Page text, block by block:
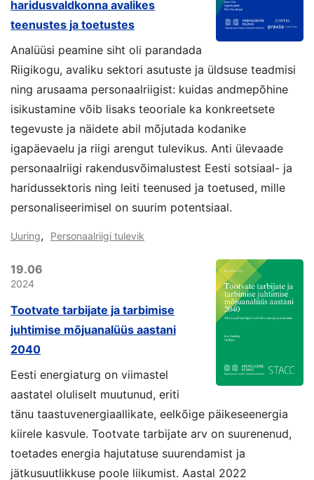
haridusvaldkonna avalikes
teenustes ja toetustes
Analüüsi peamine siht oli parandada
Riigikogu, avaliku sektori asutuste ja üldsuse teadmisi
ning arusaama personaalriigist: kuidas andmepõhine
isikustamine võib lisaks teooriale ka konkreetsete
tegevuste ja näidete abil mõjutada kodanike
igapäevaelu ja riigi arengut tulevikus. Anti ülevaade
personaalriigi rakendusvõimalustest Eesti sotsiaal- ja
haridussektoris ning leiti teenused ja toetused, mille
personaliseerimisel on suurim potentsiaal.
Uuring, Personaalriigi tulevik
19.06
2024
Tootvate tarbijate ja tarbimise
juhtimise mõjuanalüüs aastani
2040
Eesti energiaturg on viimastel
aastatel oluliselt muutunud, eriti
tänu taastuvenergiaallikate, eelkõige päikeseenergia
kiirele kasvule. Tootvate tarbijate arv on suurenenud,
toetades energia hajutatuse suurendamist ja
jätkusuutlikkuse poole liikumist. Aastal 2022